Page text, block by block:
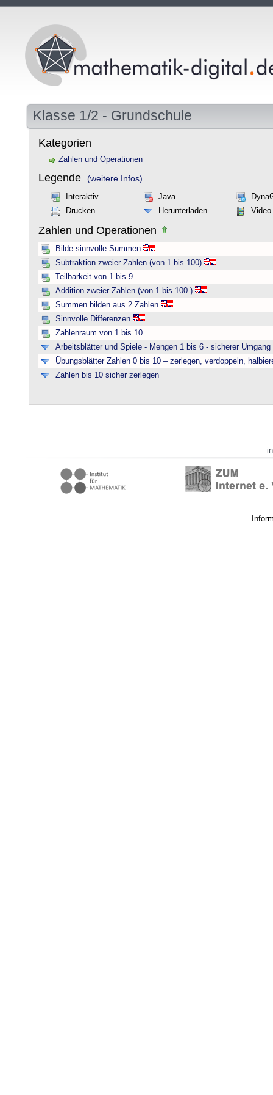
Klasse 1/2 - Grundschule
Kategorien
Zahlen und Operationen
Legende (weitere Infos)
Interaktiv Java
Drucken
Herunterladen Video
Zahlen und Operationen
Bilde sinnvolle Summen
Subtraktion zweier Zahlen (von 1 bis 100)
Teilbarkeit von 1 bis 9
Addition zweier Zahlen (von 1 bis 100 )
Summen bilden aus 2 Zahlen
Sinnvolle Differenzen
Zahlenraum von 1 bis 10
Arbeitsblätter und Spiele - Mengen 1 bis 6 - sicherer Umgang
Übungsblätter Zahlen 0 bis 10 – zerlegen, verdoppeln,
Zahlen bis 10 sicher zerlegen